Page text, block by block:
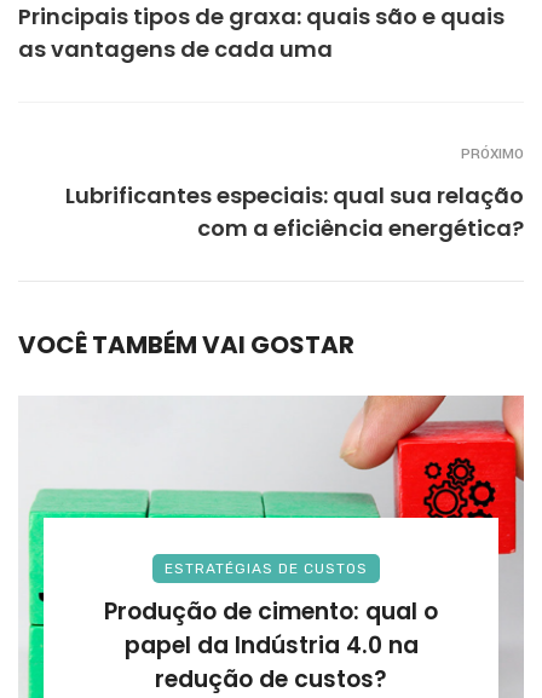
Principais tipos de graxa: quais são e quais
as vantagens de cada uma
PRÓXIMO
Lubrificantes especiais: qual sua relação
com a eficiência energética?
VOCÊ TAMBÉM VAI GOSTAR
ESTRATÉGIAS DE CUSTOS
Produção de cimento: qual o
papel da Indústria 4.0 na
redução de custos?